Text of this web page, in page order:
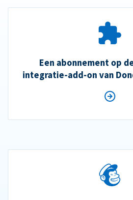
Een abonnement op
integratie-add-on van